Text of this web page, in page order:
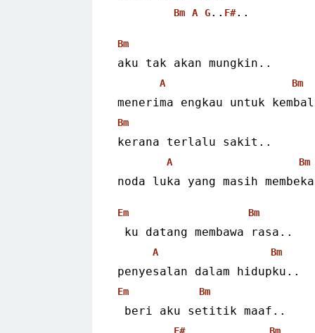
Bm A G.. F#..
Bm
aku tak akan mungkin..
A Bm
menerima engkau untuk
Bm
kerana terlalu sakit..
A Bm
noda luka yang masih
Em Bm
ku datang membawa rasa..
A Bm
penyesalan dalam hidupku..
Em Bm
beri aku setitik maaf..
F# Bm